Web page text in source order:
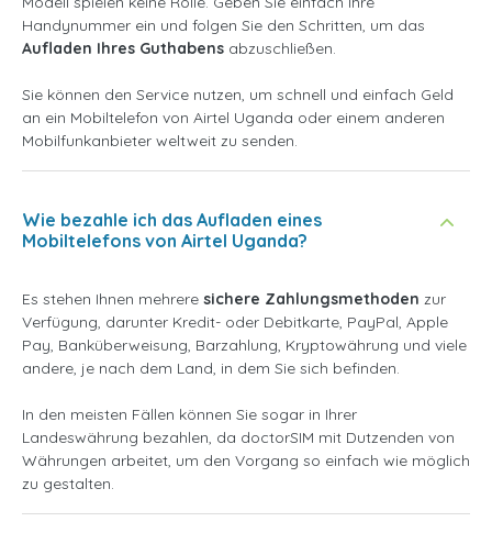
Handynummer ein und folgen Sie den Schritten, um das
Aufladen Ihres Guthabens abzuschließen.
Sie können den Service nutzen, um schnell und einfach Geld
an ein Mobiltelefon von Airtel Uganda oder einem anderen
Mobilfunkanbieter weltweit zu senden.
Wie bezahle ich das Aufladen eines
Mobiltelefons von Airtel Uganda?
Es stehen Ihnen mehrere sichere Zahlungsmethoden zur
Verfügung, darunter Kredit- oder Debitkarte, PayPal, Apple
Pay, Banküberweisung, Barzahlung, Kryptowährung und viele
andere, je nach dem Land, in dem Sie sich befinden.
In den meisten Fällen können Sie sogar in Ihrer
Landeswährung bezahlen, da doctorSIM mit Dutzenden von
Währungen arbeitet, um den Vorgang so einfach wie möglich
zu gestalten.